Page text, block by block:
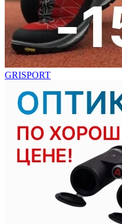
GRISPORT